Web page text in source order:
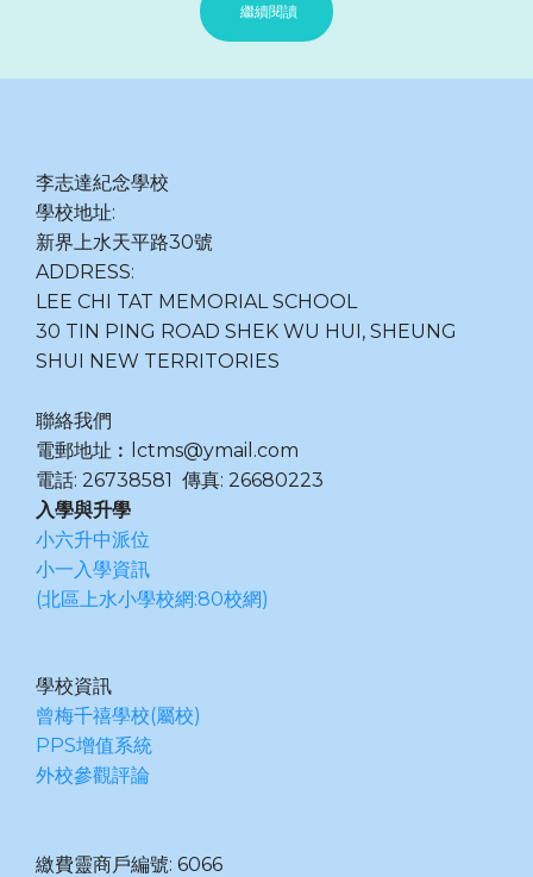
繼續閱讀
李志達紀念學校
學校地址:
新界上水天平路30號
ADDRESS:
LEE CHI TAT MEMORIAL SCHOOL
30 TIN PING ROAD SHEK WU HUI, SHEUNG
SHUI NEW TERRITORIES
聯絡我們
電郵地址︰lctms@ymail.com
電話: 26738581 傳真: 26680223
入學與升學
小六升中派位
小一入學資訊
(北區上水小學校網:80校網)
學校資訊
曾梅千禧學校(屬校)
PPS增值系統
外校參觀評論
繳費靈商戶編號: 6066